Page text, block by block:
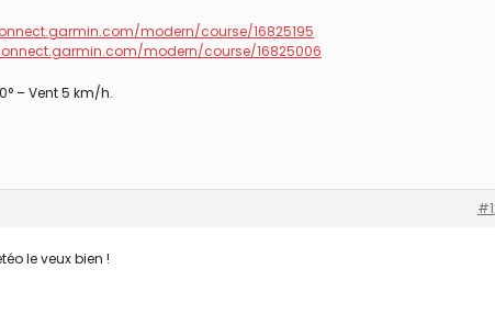
modern/course/16825195
modern/course/16825006
– Vent 5 km/h.
le veux bien !